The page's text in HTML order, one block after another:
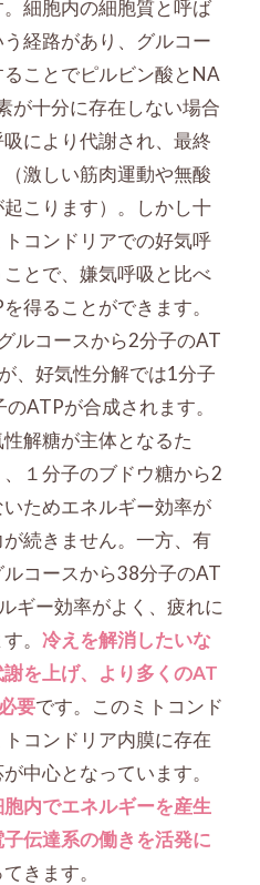
細胞内の細胞質と呼ば
経路があり、グルコー
ことでピルビン酸とNA
が十分に存在しない場合
により代謝され、最終
激しい筋肉運動や無酸
こります）。しかし十
コンドリアでの好気呼
とで、嫌気呼吸と比べ
得ることができます。
ルコースから2分子のAT
、好気性分解では1分子
ATPが合成されます。
解糖が主体となるた
１分子のブドウ糖から2
ためエネルギー効率が
続きません。一方、有
コースから38分子のAT
ギー効率がよく、疲れに
。 冷えを解消したいな
を上げ、より多くのAT
要です。このミトコンド
コンドリア内膜に存在
中心となっています。
内でエネルギーを産生
伝達系の働きを活発に
きます。